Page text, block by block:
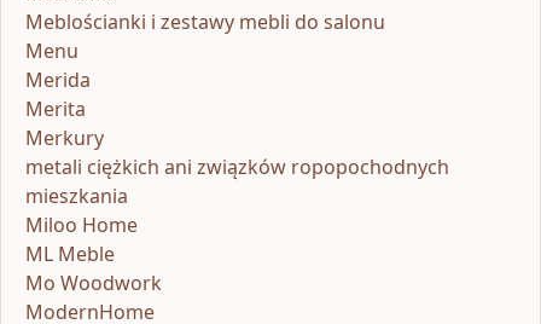
Meblościanki i zestawy mebli do salonu
Menu
Merida
Merita
Merkury
metali ciężkich ani związków ropopochodnych
mieszkania
Miloo Home
ML Meble
Mo Woodwork
ModernHome